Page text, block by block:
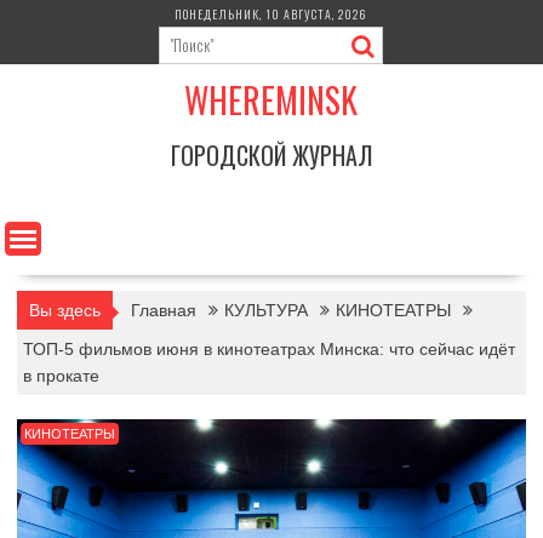
содержимому
ПОНЕДЕЛЬНИК, 10 АВГУСТА, 2026
WHEREMINSK
ГОРОДСКОЙ ЖУРНАЛ
Вы здесь Главная КУЛЬТУРА
КИНОТЕАТРЫ
ТОП-5 фильмов июня в кинотеатрах Минска: что сейчас идёт
в прокате
КИНОТЕАТРЫ